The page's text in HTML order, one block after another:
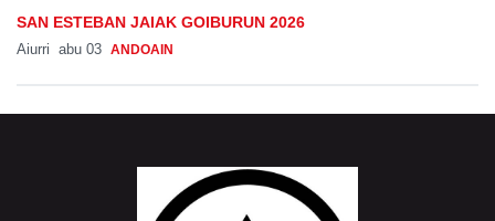
SAN ESTEBAN JAIAK GOIBURUN 2026
Aiurri abu 03 ANDOAIN